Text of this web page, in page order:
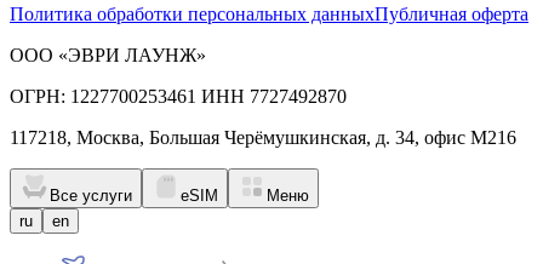
Политика обработки персональных данныхПубличная оферта
ООО «ЭВРИ ЛАУНЖ»
ОГРН: 1227700253461 ИНН 7727492870
117218, Москва, Большая Черёмушкинская, д. 34, офис М216
Все услуги eSIM
Меню
ru
en